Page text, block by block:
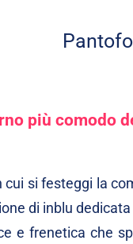
più comodo
si festeggi la
di inblu
e frenetica che